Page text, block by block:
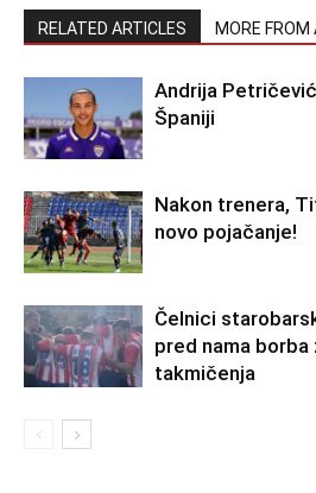
RELATED ARTICLES MORE FROM
Andrija
Španiji
Nakon trenera,
novo pojačanje!
Čelnici
pred nama borba
takmičenja